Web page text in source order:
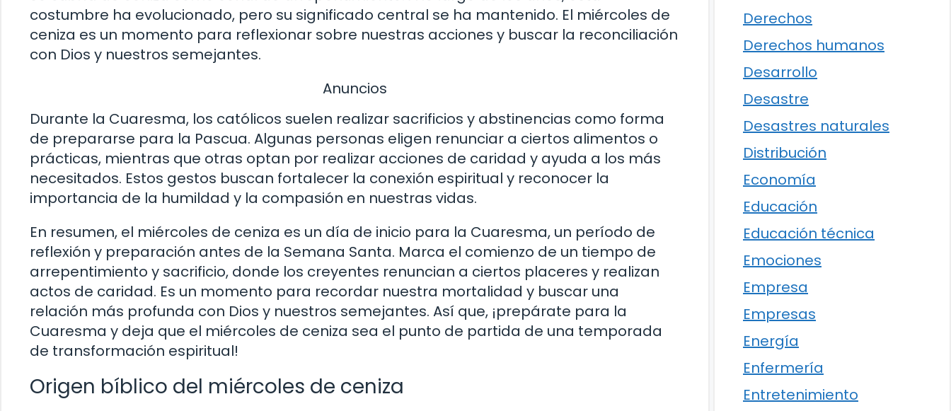
costumbre ha evolucionado, pero su significado central se ha mantenido. El miércoles de
ceniza es un momento para reflexionar sobre nuestras acciones y buscar la reconciliación
con Dios y nuestros semejantes.
Anuncios
Durante la Cuaresma, los católicos suelen realizar sacrificios y abstinencias como forma
de prepararse para la Pascua. Algunas personas eligen renunciar a ciertos alimentos o
prácticas, mientras que otras optan por realizar acciones de caridad y ayuda a los más
necesitados. Estos gestos buscan fortalecer la conexión espiritual y reconocer la
importancia de la humildad y la compasión en nuestras vidas.
En resumen, el miércoles de ceniza es un día de inicio para la Cuaresma, un período de
reflexión y preparación antes de la Semana Santa. Marca el comienzo de un tiempo de
arrepentimiento y sacrificio, donde los creyentes renuncian a ciertos placeres y realizan
actos de caridad. Es un momento para recordar nuestra mortalidad y buscar una
relación más profunda con Dios y nuestros semejantes. Así que, ¡prepárate para la
Cuaresma y deja que el miércoles de ceniza sea el punto de partida de una temporada
de transformación espiritual!
Origen bíblico del miércoles de ceniza
Derechos
Derechos humanos
Desarrollo
Desastre
Desastres naturales
Distribución
Economía
Educación
Educación técnica
Emociones
Empresa
Empresas
Energía
Enfermería
Entretenimiento